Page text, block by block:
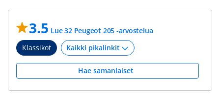
3.5 Lue 32 Peugeot 205 -arvostelua
Klassikot
Hae samanlaiset